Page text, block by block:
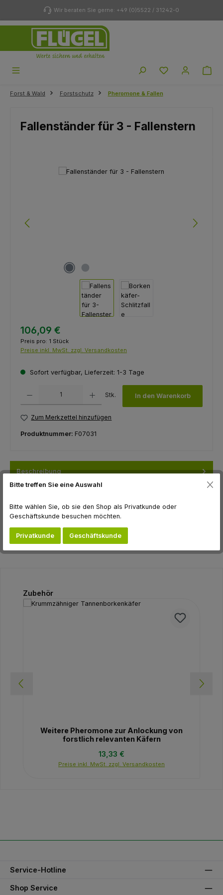
Zum Hauptinhalt springenWir beraten Sie gerne: +49 (0)5522 / 31242-0
Du hast 0
Forst & Wald Forstschutz Pheromone & Fallen
Fallenständer für 3 - Fallenstern
Bildergalerie überspringen
106,09 €
Preis pro: 1 Stück
Preise inkl. MwSt. zzgl. Versandkosten
Sofort verfügbar, Lieferzeit: 1-3 Tage
Stk. In den Warenkorb
Zum Merkzettel hinzufügen
Produktnummer: F07031
Beschreibung
Inkl. Verbinder, Abspannseile und Bodenankern zur Errichtung
Mehr
Produktgalerie überspringen
Zubehör
Weitere Pheromone zur Anlockung von
forstlich relevanten Käfern
Regulärer Preis:
13,33 €
Preise inkl. MwSt. zzgl. Versandkosten
Service-Hotline
Shop Service
Bitte treffen Sie eine Auswahl
Bitte wählen Sie, ob sie den Shop als Privatkunde oder
Geschäftskunde besuchen möchten.
Privatkunde Geschäftskunde